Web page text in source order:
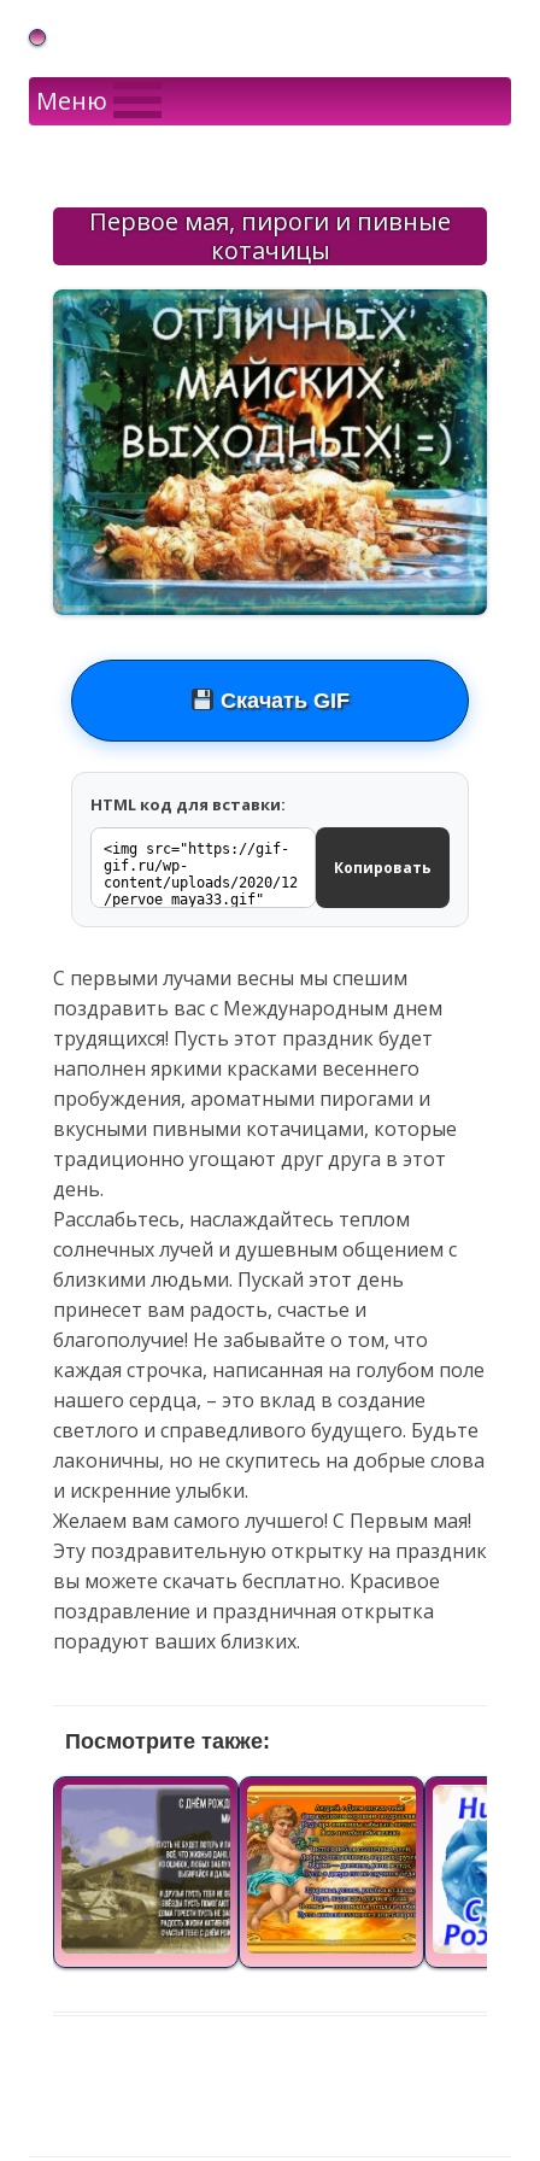
Gif Открытки в подарок
Меню
Первое мая, пироги и пивные
котачицы
Скачать GIF
HTML код для вставки:
Копировать
С первыми лучами весны мы спешим
поздравить вас с Международным днем
трудящихся! Пусть этот праздник будет
наполнен яркими красками весеннего
пробуждения, ароматными пирогами и
вкусными пивными котачицами, которые
традиционно угощают друг друга в этот
день.
Расслабьтесь, наслаждайтесь теплом
солнечных лучей и душевным общением с
близкими людьми. Пускай этот день
принесет вам радость, счастье и
благополучие! Не забывайте о том, что
каждая строчка, написанная на голубом поле
нашего сердца, – это вклад в создание
светлого и справедливого будущего. Будьте
лаконичны, но не скупитесь на добрые слова
и искренние улыбки.
Желаем вам самого лучшего! С Первым мая!
Эту поздравительную открытку на праздник
вы можете скачать бесплатно. Красивое
поздравление и праздничная открытка
порадуют ваших близких.
Посмотрите также: